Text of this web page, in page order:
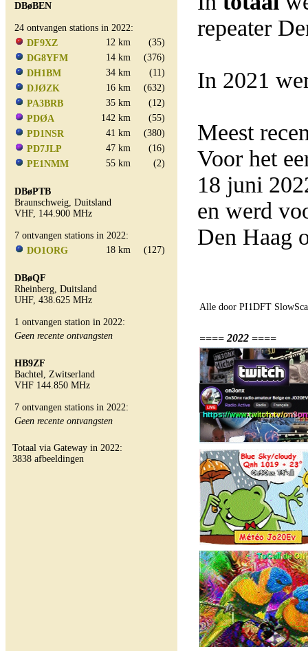
DBøBEN
24 ontvangen stations in 2022:
DF9XZ
12 km
(35)
DG8YFM
14 km
(376)
DH1BM
34 km
(11)
DJØZK
16 km
(632)
PA3BRB
35 km
(12)
PDØA
142 km
(55)
PD1NSR
41 km
(380)
PD7JLP
47 km
(16)
PE1NMM
55 km (2)
DBøPTB
Braunschweig, Duitsland
VHF, 144.900 MHz
7 ontvangen stations in 2022:
DO1ORG
18 km (127)
DBøQF
Rheinberg, Duitsland
UHF, 438.625 MHz
1 ontvangen station in 2022:
Geen recente ontvangsten
HB9ZF
Bachtel, Zwitserland
VHF 144.850 MHz
7 ontvangen stations in 2022:
Geen recente ontvangsten
Totaal via Gateway in 2022:
3838 afbeeldingen
repeater
In 2021
Meest
Voor het
18 juni
en werd
Den Haag
Alle door PI1DFT
==== 2022 ====